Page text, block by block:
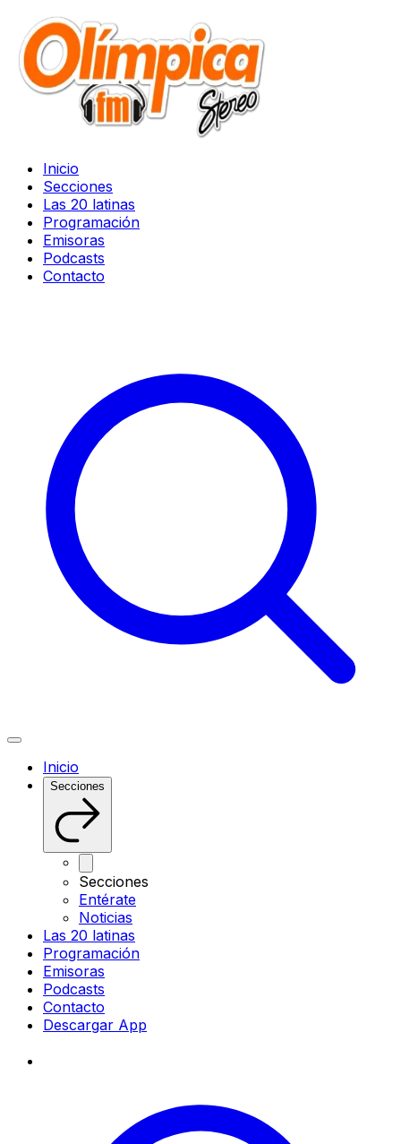
Inicio
Secciones
Las 20 latinas
Programación
Emisoras
Podcasts
Contacto
Inicio
Secciones
Secciones
Entérate
Noticias
Las 20 latinas
Programación
Emisoras
Podcasts
Contacto
Descargar App